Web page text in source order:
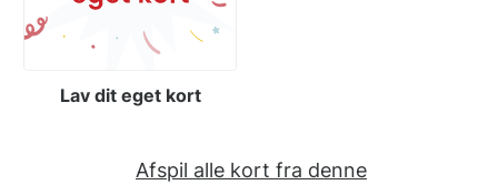
Lav dit eget kort
Afspil alle kort fra denne